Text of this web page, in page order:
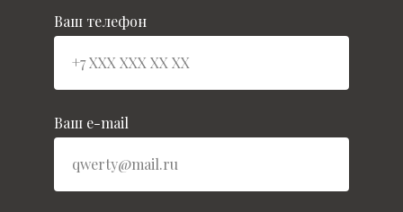
Ваш телефон
Ваш e-mail